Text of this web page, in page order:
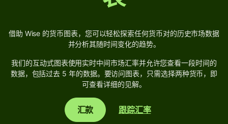
借助 Wise 的货币图表，您可以轻松探索任何货币对的历史市场数据
并分析其随时间变化的趋势。
我们的互动式图表使用实时中间市场汇率并允许您查看一段时间的
数据，包括过去 5 年的数据。要访问图表，只需选择两种货币，即
可查看详细的见解。
汇款 跟踪汇率